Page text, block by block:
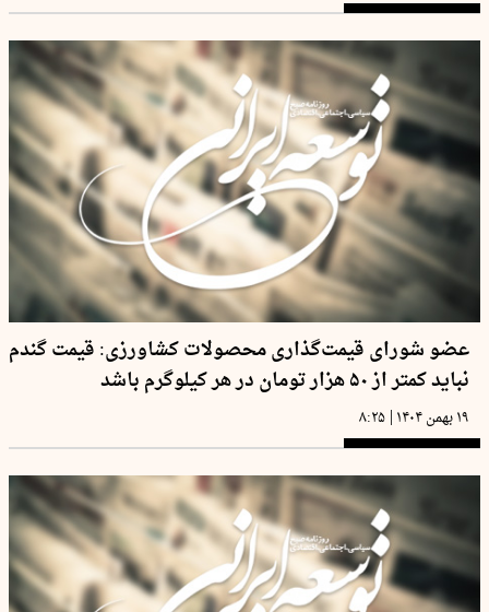
عضو شورای قیمت‌گذاری محصولات کشاورزی: قیمت گندم
نباید کمتر از ۵۰ هزار تومان در هر کیلوگرم باشد
۱۹ بهمن ۱۴۰۴ | ۸:۲۵